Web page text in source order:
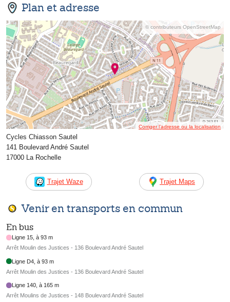
Plan et adresse
© contributeurs OpenStreetMap
Corriger l’adresse ou la localisation
Cycles Chiasson Sautel
141 Boulevard André Sautel
17000 La Rochelle
Trajet Waze Trajet Maps
Venir en transports en commun
En bus
Ligne 15, à 93 m
Arrêt Moulin des Justices - 136 Boulevard André Sautel
Ligne D4, à 93 m
Arrêt Moulin des Justices - 136 Boulevard André Sautel
Ligne 140, à 165 m
Arrêt Moulins de Justices - 148 Boulevard André Sautel